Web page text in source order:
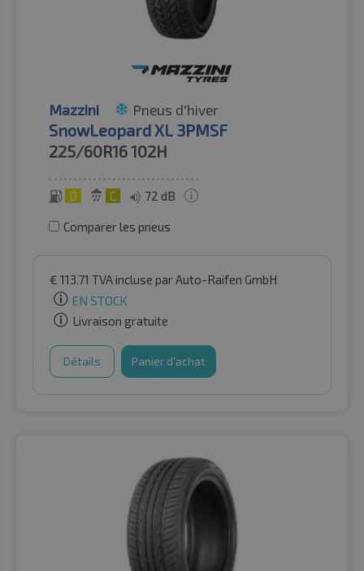
Mazzini Pneus d'hiver
SnowLeopard XL 3PMSF
225/60R16102H
D C 72 dB
Comparer les pneus
€ 113.71 TVA incluse par Auto-Raifen GmbH
EN STOCK
Livraison gratuite
Détails Panier d'achat